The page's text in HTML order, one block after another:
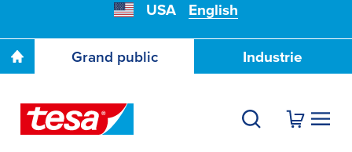
USA
English
Grand public Industrie